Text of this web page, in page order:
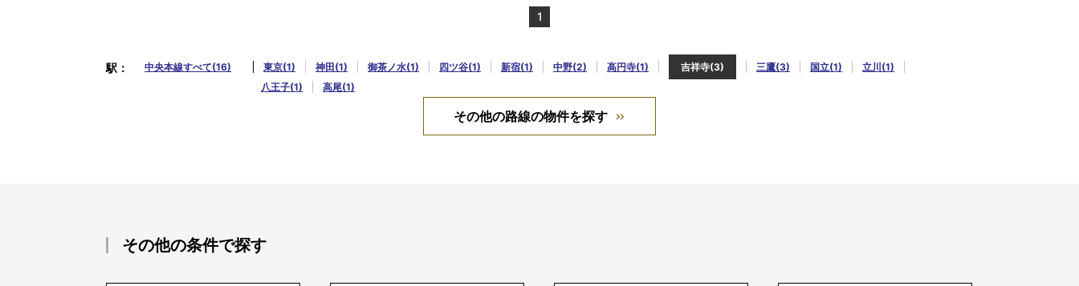
1
駅 中央本線すべて(16) 東京(1) 神田(1) 御茶ノ水(1) 四ツ谷(1) 新宿(1) 中野(2) 高円寺(1) 吉祥寺(3) 三鷹(3) 国立(1)
立川(1)
八王子(1)
高尾(1)
その他の路線の物件を探す
その他の条件で探す